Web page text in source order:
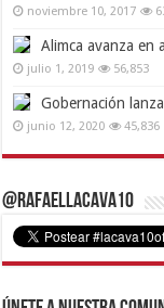
noviembre 10, 2017
Alimca avanza en
julio 1, 2019 56,853
Gobernación
junio 12, 2020 45,836
@RafaelLacava10